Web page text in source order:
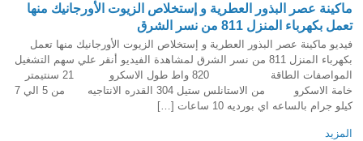
ماكينة عصر البذور العطرية و إستخلاص الزيوت الأورجانيك منها
تعمل بكهرباء المنزل 811 من نسر الشرق
فيديو ماكينة عصر البذور العطرية و إستخلاص الزيوت الأورجانيك منها تعمل
بكهرباء المنزل 811 من نسر الشرق لمشاهدة الفيديو أنقر علي سهم التشغيل
المواصفات الطاقة 820 واط طول الاسكرو 21 سنتيمتر
خامة الاسكرو من الاستانلس ستيل 304 القدره الانتاجيه من 5 الي 7
كيلو جرام بالساعه اي بورديه 10 ساعات […]
المزيد